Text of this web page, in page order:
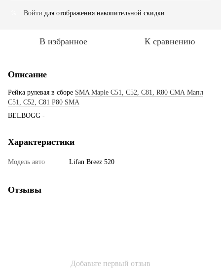
Войти для отображения накопительной скидки
В избранное К сравнению
Описание
Рейка рулевая в сборе SMA Maple C51, C52, C81, R80 СМА Мапл
С51, С52, С81 Р80 SMA
BELBOGG -
Характеристики
Модель авто Lifan Breez 520
Отзывы
Добавьте первый отзыв